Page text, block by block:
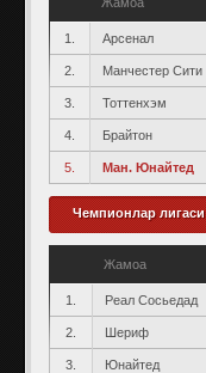
1. Арсенал
2. Манчестер Сити
3. Тоттенхэм
4. Брайтон
5. Ман. Юнайтед
Чемпионлар лигаси
Жамоа
1. Реал Сосьедад
2. Шериф
3. Юнайтед